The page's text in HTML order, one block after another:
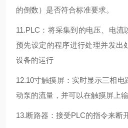
的倒数）是否符合标准要求。
11.PLC：将采集到的电压、电
预先设定的程序进行处理并发出
设备的运行
12.10寸触摸屏：实时显示三相
动泵的流量，并可以在触摸屏上
13.断路器：接受PLC的指令来断